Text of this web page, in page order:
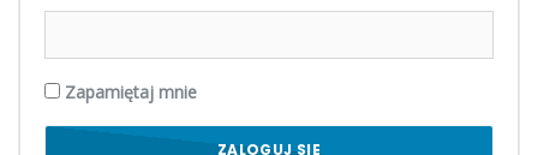
Zapamiętaj mnie